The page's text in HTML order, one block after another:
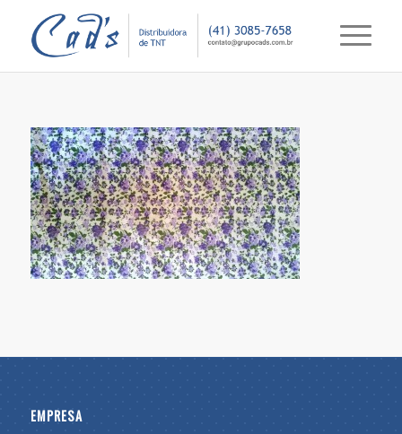
EMPRESA